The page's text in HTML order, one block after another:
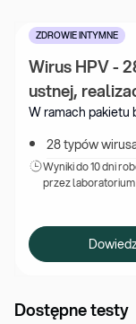
ZDROWIE INTYMNE
Wirus HPV -
ustnej,
W ramach pakietu
28 typów
Wyniki do 10 dni
przez laboratorium
Dostępne testy